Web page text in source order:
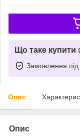
Що таке купити
Замовлення під
Опис
Опис